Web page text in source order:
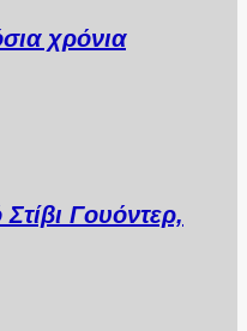
χρόνια
Γουόντερ,